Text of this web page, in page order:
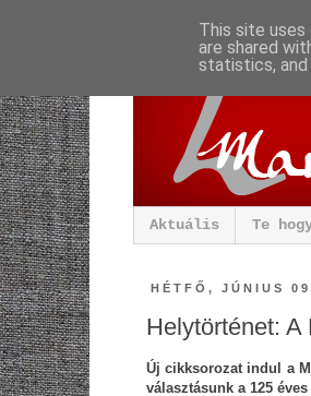
Aktuális Te
HÉTFŐ, JÚNIUS
Helytörténet: A
Új cikksorozat indul a
választásunk a 125
This site
are shared
statistics,